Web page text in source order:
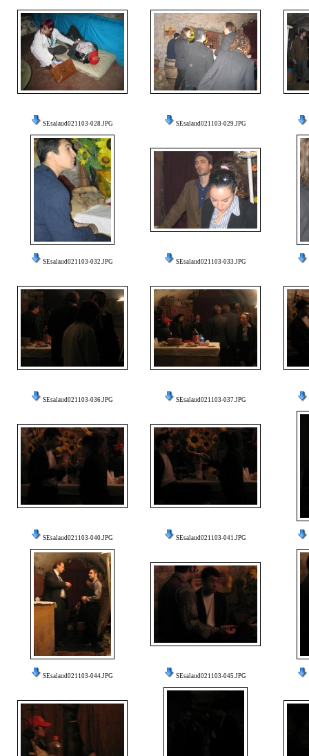
SEsalaud021103-028.JPG SEsalaud021103-029.JPG
SEsalaud021103-032.JPG SEsalaud021103-033.JPG
SEsalaud021103-036.JPG SEsalaud021103-037.JPG
SEsalaud021103-040.JPG SEsalaud021103-041.JPG
SEsalaud021103-044.JPG SEsalaud021103-045.JPG